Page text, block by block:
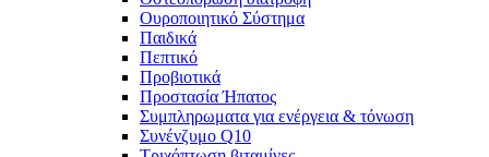
Ουροποιητικό Σύστημα
Παιδικά
Πεπτικό
Προβιοτικά
Προστασία Ήπατος
Συμπληρωματα για ενέργεια & τόνωση
Συνένζυμο Q10